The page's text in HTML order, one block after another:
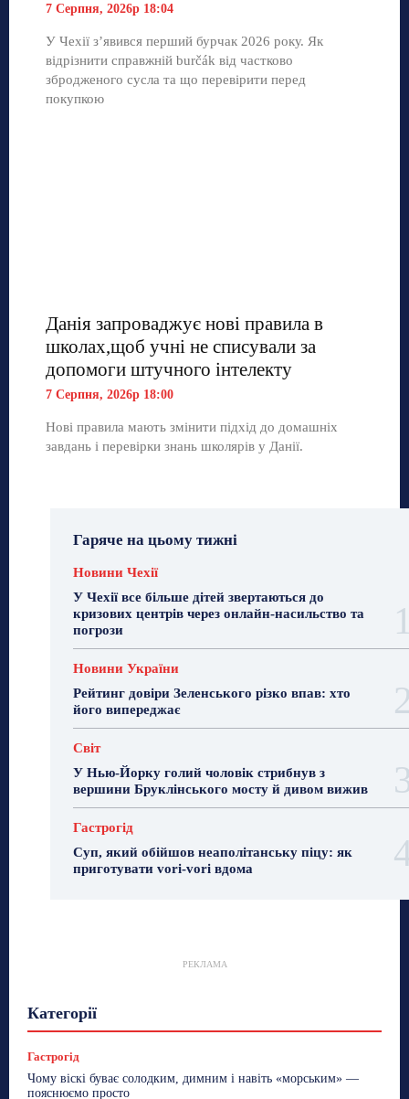
7 Серпня, 2026р 18:04
У Чехії з’явився перший бурчак 2026 року. Як
відрізнити справжній burčák від частково
збродженого сусла та що перевірити перед
покупкою
Данія запроваджує нові правила в
школах,щоб учні не списували за
допомоги штучного інтелекту
7 Серпня, 2026р 18:00
Нові правила мають змінити підхід до домашніх
завдань і перевірки знань школярів у Данії.
Гаряче на цьому тижні
Новини Чехії
У Чехії все більше дітей звертаються до
кризових центрів через онлайн-насильство та
погрози
Новини України
Рейтинг довіри Зеленського різко впав: хто
його випереджає
Світ
У Нью-Йорку голий чоловік стрибнув з
вершини Бруклінського мосту й дивом вижив
Гастрогід
Суп, який обійшов неаполітанську піцу: як
приготувати vori-vori вдома
РЕКЛАМА
Категорії
Сад та город
ТехноМанія
Топ-новини Фоторепортаж
Гастрогід
Чому віскі буває солодким, димним і навіть «морським» —
пояснюємо просто